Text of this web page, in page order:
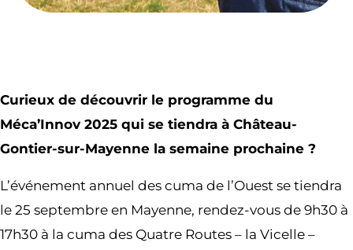
Curieux de découvrir le programme du
Méca’Innov 2025 qui se tiendra à Château-
Gontier-sur-Mayenne la semaine prochaine ?
L’événement annuel des cuma de l’Ouest se tiendra
le 25 septembre en Mayenne, rendez-vous de 9h30 à
17h30 à la cuma des Quatre Routes – la Vicelle –